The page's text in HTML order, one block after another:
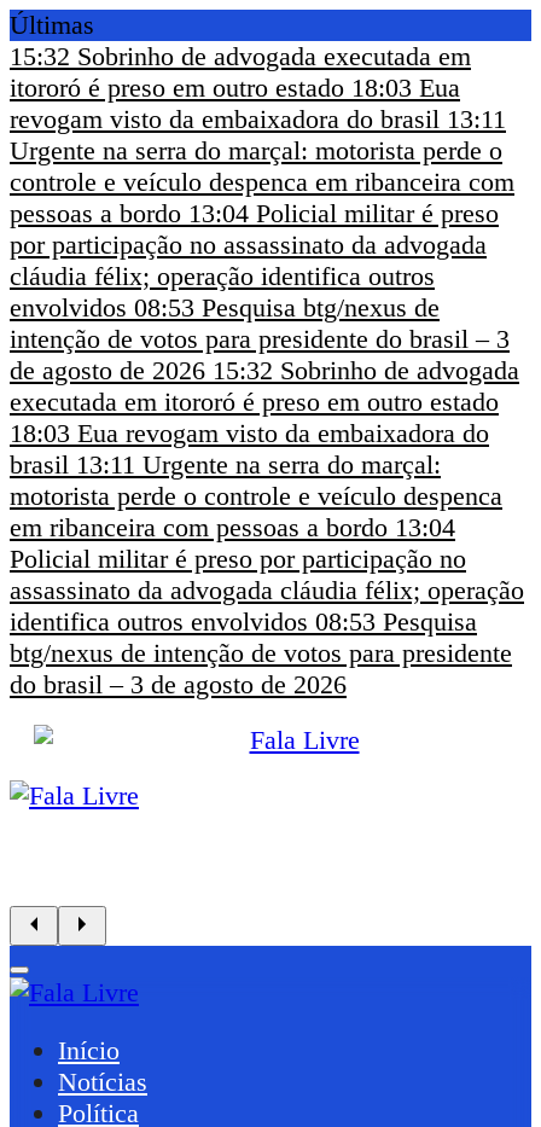
Últimas
15:32 Sobrinho de advogada executada em
itororó é preso em outro estado 18:03 Eua
revogam visto da embaixadora do brasil 13:11
Urgente na serra do marçal: motorista perde o
controle e veículo despenca em ribanceira com
pessoas a bordo 13:04 Policial militar é preso
por participação no assassinato da advogada
cláudia félix; operação identifica outros
envolvidos 08:53 Pesquisa btg/nexus de
intenção de votos para presidente do brasil – 3
de agosto de 2026 15:32 Sobrinho de advogada
executada em itororó é preso em outro estado
18:03 Eua revogam visto da embaixadora do
brasil 13:11 Urgente na serra do marçal:
motorista perde o controle e veículo despenca
em ribanceira com pessoas a bordo 13:04
Policial militar é preso por participação no
assassinato da advogada cláudia félix; operação
identifica outros envolvidos 08:53 Pesquisa
btg/nexus de intenção de votos para presidente
do brasil – 3 de agosto de 2026
Início
Notícias
Política